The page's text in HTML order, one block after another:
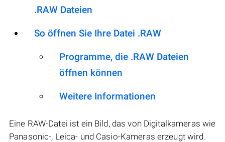
.RAW Dateien
So öffnen Sie Ihre Datei .RAW
Programme, die .RAW Dateien
öffnen können
Weitere Informationen
Eine RAW-Datei ist ein Bild, das von Digitalkameras wie
Panasonic-, Leica- und Casio-Kameras erzeugt wird.